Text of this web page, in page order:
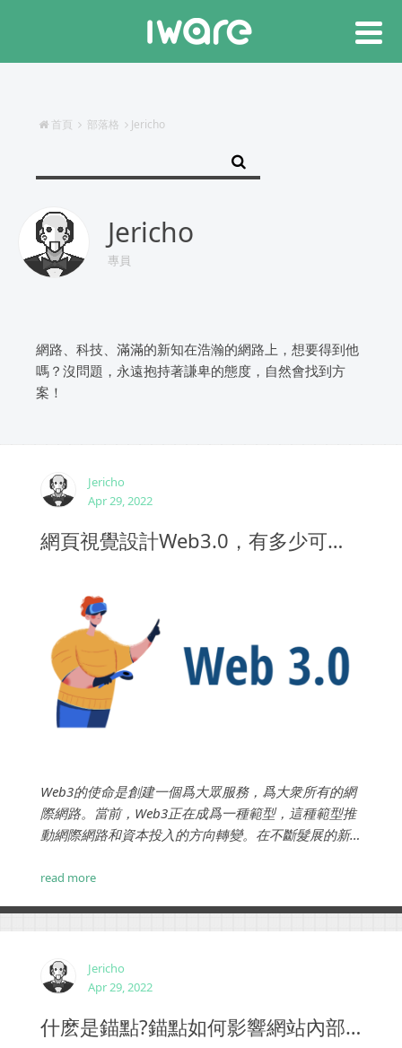
首頁 部落格 Jericho
Jericho
專員
網路、科技、滿滿的新知在浩瀚的網路上，想要得到他
嗎？沒問題，永遠抱持著謙卑的態度，自然會找到方
案！
Jericho
Apr 29, 2022
網頁視覺設計Web3.0，有多少可能打破壟斷？
Web3的使命是創建一個爲大眾服務，爲大衆所有的網
際網路。當前，Web3正在成爲一種範型，這種範型推
動網際網路和資本投入的方向轉變。在不斷髮展的新
們、集體和大衆，看待和評價網際網路的方式。...
read more
Jericho
Apr 29, 2022
什麽是錨點?錨點如何影響網站內部優化?